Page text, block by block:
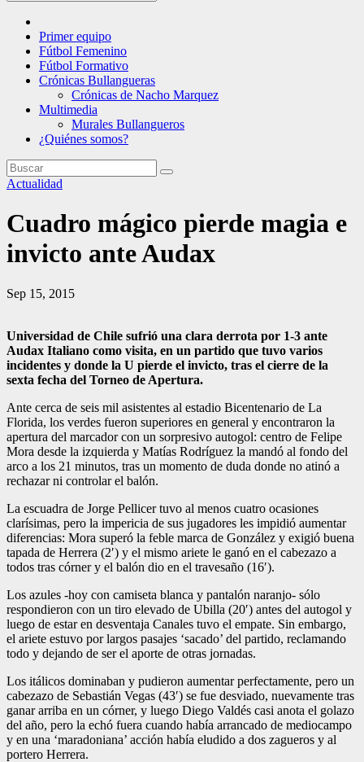
Primer equipo
Fútbol Femenino
Fútbol Formativo
Crónicas Bullangueras
Crónicas de Nacho Marquez
Multimedia
Murales Bullangueros
¿Quiénes somos?
Actualidad
Cuadro mágico pierde magia e
invicto ante Audax
Sep 15, 2015
Universidad de Chile sufrió una clara derrota por 1-3 ante
Audax Italiano como visita, en un partido que tuvo varios
incidentes y donde la U pierde el invicto, tras el cierre de la
sexta fecha del Torneo de Apertura.
Ante cerca de seis mil asistentes al estadio Bicentenario de La
Florida, los verdes fueron superiores en general y encontraron la
apertura del marcador con un sorpresivo autogol: centro de Felipe
Mora desde la izquierda y Matías Rodríguez la mandó al fondo del
arco a los 21 minutos, tras un momento de duda donde no atinó a
rechazar ni controlar el balón.
La escuadra de Jorge Pellicer tuvo al menos cuatro ocasiones
clarísimas, pero la impericia de sus jugadores les impidió aumentar
diferencias: Mora superó la feble marca de González y exigió buena
tapada de Herrera (2′) y el mismo ariete le ganó en el cabezazo a
todos tras córner y el balón dio en el travesaño (16′).
Los azules -hoy con camiseta blanca y pantalón naranjo- sólo
respondieron con un tiro elevado de Ubilla (20′) antes del autogol y
luego de estar en desventaja Canales tuvo el empate. Sin embargo,
el ariete estuvo por largos pasajes ‘sacado’ del partido, reclamando
todo y dejando de ser el aporte de otras jornadas.
Los itálicos dominaban y pudieron aumentar perfectamente, pero un
cabezazo de Sebastián Vegas (43′) se fue desviado, nuevamente tras
ganar arriba en un córner, y luego Diego Valdés casi anota el golazo
del año, pero la echó fuera cuando había arrancado de mediocampo
y en una ‘maradoniana’ acción había eludido a dos zagueros y al
portero Herrera.